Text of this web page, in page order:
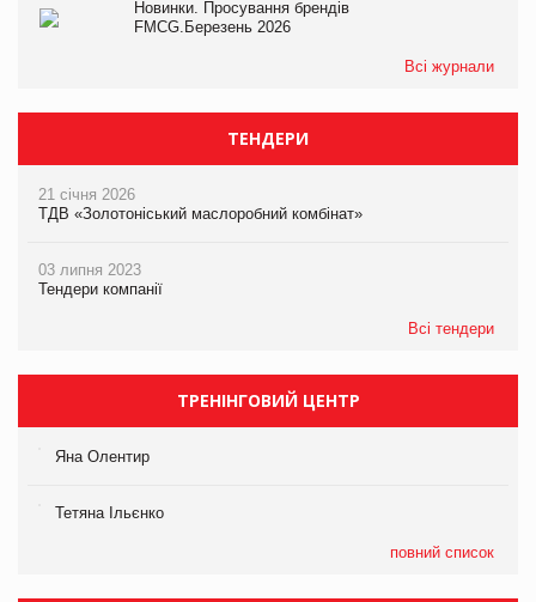
Новинки. Просування брендів
FMCG.Березень 2026
Всі журнали
ТЕНДЕРИ
21 січня 2026
ТДВ «Золотоніський маслоробний комбінат»
03 липня 2023
Тендери компанії
Всі тендери
ТРЕНІНГОВИЙ ЦЕНТР
Яна Олентир
Тетяна Ільєнко
повний список